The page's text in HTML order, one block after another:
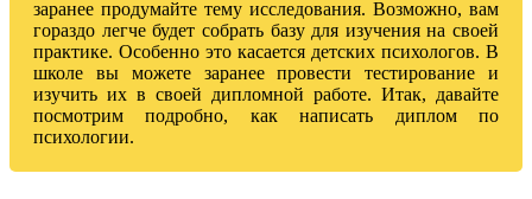
заранее продумайте тему исследования. Возможно, вам
гораздо легче будет собрать базу для изучения на своей
практике. Особенно это касается детских психологов. В
школе вы можете заранее провести тестирование и
изучить их в своей дипломной работе. Итак, давайте
посмотрим подробно, как написать диплом по
психологии.